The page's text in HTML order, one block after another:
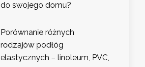
do swojego domu?
Porównanie różnych
rodzajów podłóg
elastycznych – linoleum, PVC,